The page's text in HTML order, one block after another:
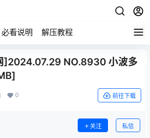
必看说明 解压教程
]2024.07.29 NO.8930 小波多
0 前往下载
关注 私信